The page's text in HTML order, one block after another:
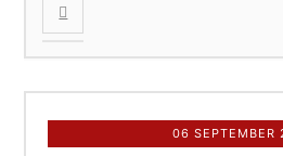
06 SEPTEMBER